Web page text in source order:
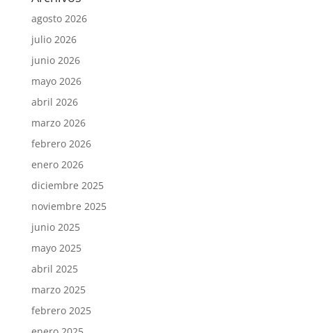
agosto 2026
julio 2026
junio 2026
mayo 2026
abril 2026
marzo 2026
febrero 2026
enero 2026
diciembre 2025
noviembre 2025
junio 2025
mayo 2025
abril 2025
marzo 2025
febrero 2025